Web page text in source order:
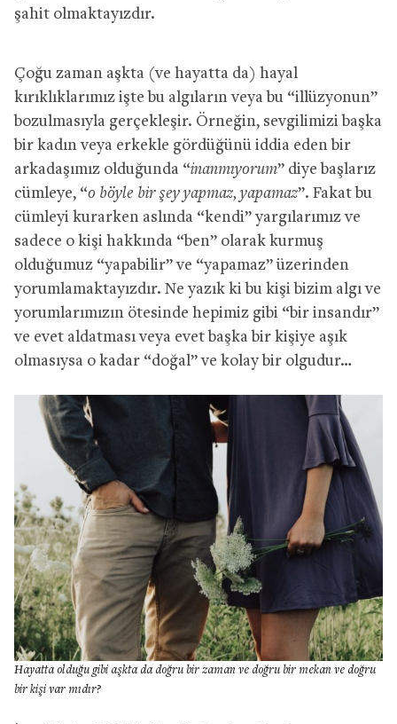
şahit olmaktayızdır.
Çoğu zaman aşkta (ve hayatta da) hayal
kırıklıklarımız işte bu algıların veya bu “illüzyonun”
bozulmasıyla gerçekleşir. Örneğin, sevgilimizi başka
bir kadın veya erkekle gördüğünü iddia eden bir
arkadaşımız olduğunda “inanmıyorum” diye başlarız
cümleye, “o böyle bir şey yapmaz, yapamaz”. Fakat bu
cümleyi kurarken aslında “kendi” yargılarımız ve
sadece o kişi hakkında “ben” olarak kurmuş
olduğumuz “yapabilir” ve “yapamaz” üzerinden
yorumlamaktayızdır. Ne yazık ki bu kişi bizim algı ve
yorumlarımızın ötesinde hepimiz gibi “bir insandır”
ve evet aldatması veya evet başka bir kişiye aşık
olmasıysa o kadar “doğal” ve kolay bir olgudur…
Hayatta olduğu gibi aşkta da doğru bir zaman ve doğru bir mekan ve doğru
bir kişi var mıdır?